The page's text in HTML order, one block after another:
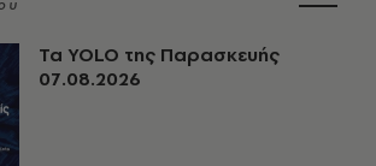
Τα YOLO της Παρασκευής
07.08.2026